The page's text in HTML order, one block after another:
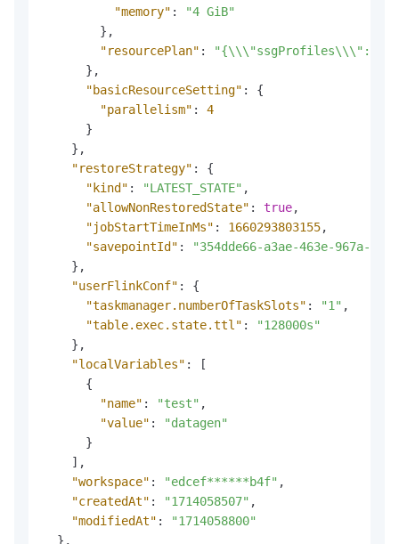
"memory" :
"4 GiB"
} ,
"resourcePlan" :
} ,
"basicResourceSetting" :
{
"parallelism" :
4
}
} ,
"restoreStrategy" :
{
"kind" : "LATEST_STATE" ,
"allowNonRestoredState" : true,
"jobStartTimeInMs" : 1660293803155,
"savepointId" :
"354dde66-a3ae-463e-967a-
} ,
"userFlinkConf" :
{
"taskmanager.numberOfTaskSlots" : "1" ,
"table.exec.state.ttl" :
"128000s"
} ,
"localVariables" :
[
{
"name" : "test" ,
"value" :
"datagen"
}
] ,
"workspace" : "edcef******b4f" ,
"createdAt" : "1714058507" ,
"modifiedAt" :
"1714058800"
} ,